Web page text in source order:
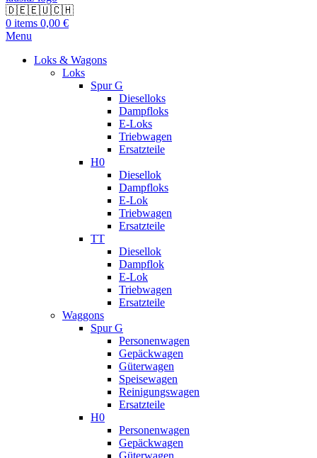
🇩🇪🇪🇺🇨🇭
0 items 0,00 €
Menu
Loks & Wagons
Loks
Spur G
Dieselloks
Dampfloks
E-Loks
Triebwagen
Ersatzteile
H0
Diesellok
Dampfloks
E-Lok
Triebwagen
Ersatzteile
TT
Diesellok
Dampflok
E-Lok
Triebwagen
Ersatzteile
Waggons
Spur G
Personenwagen
Gepäckwagen
Güterwagen
Speisewagen
Reinigungswagen
Ersatzteile
H0
Personenwagen
Gepäckwagen
Güterwagen